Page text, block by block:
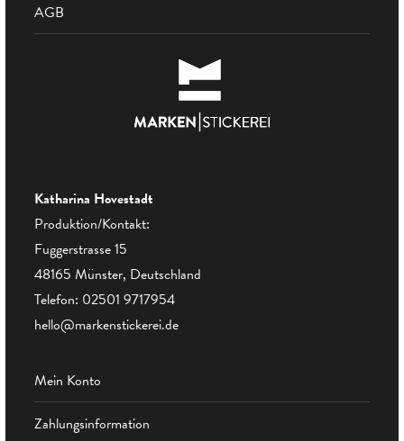
AGB
Katharina Hovestadt
Produktion/Kontakt:
Fuggerstrasse 15
48165 Münster, Deutschland
Telefon: 02501 9717954
hello@markenstickerei.de
Mein Konto
Zahlungsinformation